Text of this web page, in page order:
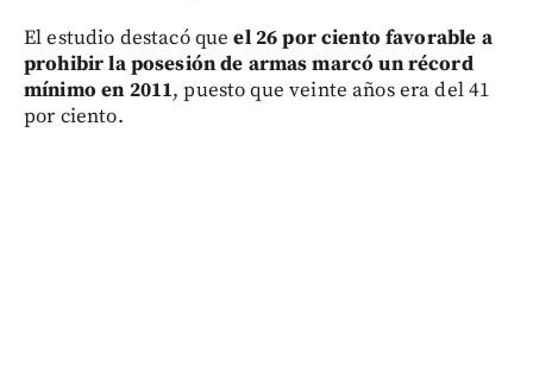
El estudio destacó que el 26 por ciento favorable a
prohibir la posesión de armas marcó un récord
mínimo en 2011, puesto que veinte años era del 41
por ciento.